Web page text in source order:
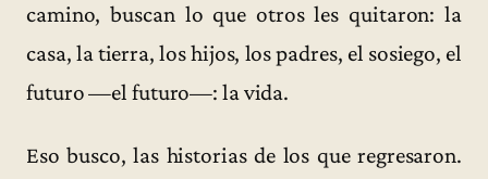
camino, buscan lo que otros les quitaron: la
casa, la tierra, los hijos, los padres, el sosiego, el
futuro —el futuro—: la vida.
Eso busco, las historias de los que regresaron.